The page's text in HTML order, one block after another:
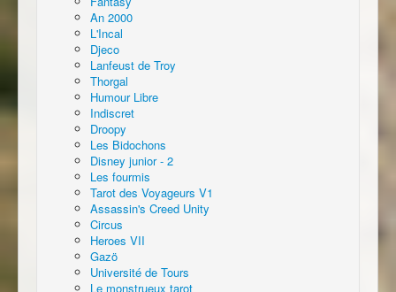
An 2000
L'Incal
Djeco
Lanfeust de Troy
Thorgal
Humour Libre
Indiscret
Droopy
Les Bidochons
Disney junior - 2
Les fourmis
Tarot des Voyageurs V1
Assassin's Creed Unity
Circus
Heroes VII
Gazö
Université de Tours
Le monstrueux tarot